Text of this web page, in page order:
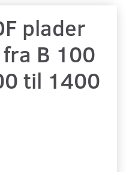
plader
B 100
til 1400